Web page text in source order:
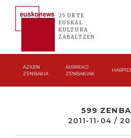
25 URTE
EUSKAL
KULTURA
ZABALTZEN
AZKEN
ZENBAKIA
AURREKO
ZENBAKIAK
599
2011-11-04 /